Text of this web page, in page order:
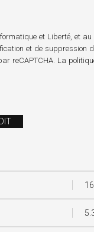
et Liberté, et
et de suppression
reCAPTCHA. La